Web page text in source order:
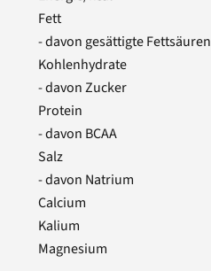
Fett
- davon gesättigte Fettsäuren
Kohlenhydrate
- davon Zucker
Protein
- davon BCAA
Salz
- davon Natrium
Calcium
Kalium
Magnesium